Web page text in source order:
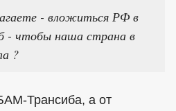
- вложиться РФ в
- чтобы наша страна в
?
Трансиба, а от